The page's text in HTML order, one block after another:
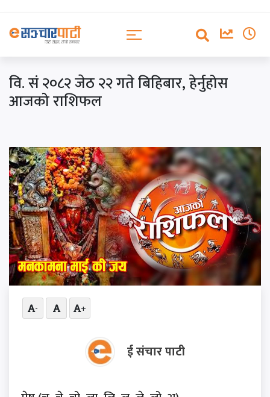
वि. सं २०८२ जेठ २२ गते बिहिबार, हेर्नुहोस
आजको राशिफल
- +
ई संचार पाटी